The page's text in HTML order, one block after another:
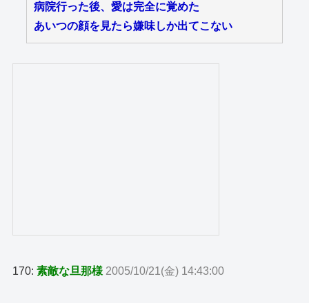
病院行った後、愛は完全に覚めた
あいつの顔を見たら嫌味しか出てこない
170:素敵な旦那様 2005/10/21(金) 14:43:00